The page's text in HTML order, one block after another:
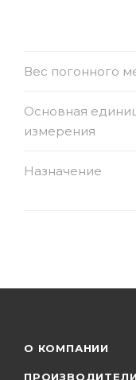
Вес погонного
Основная
измерения
Назначение
О КОМПАНИИ
ПРОИЗВОДИТЕЛИ